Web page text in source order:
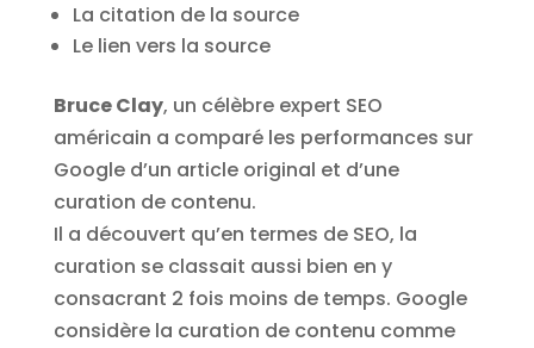
La citation de la source
Le lien vers la source
Bruce Clay, un célèbre expert SEO
américain a comparé les performances sur
Google d’un article original et d’une
curation de contenu.
Il a découvert qu’en termes de SEO, la
curation se classait aussi bien en y
consacrant 2 fois moins de temps. Google
considère la curation de contenu comme